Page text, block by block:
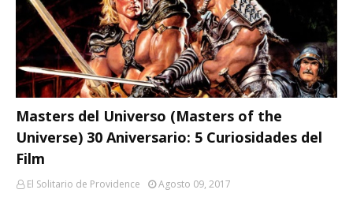
Masters del Universo (Masters of the
Universe) 30 Aniversario: 5 Curiosidades del
Film
El Solitario de Providence
Agosto 09, 2017